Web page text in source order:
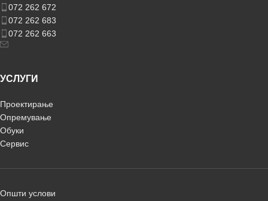
072 262 672
072 262 683
072 262 663
УСЛУГИ
Проектирање
Опремување
Обуки
Сервис
Општи услови